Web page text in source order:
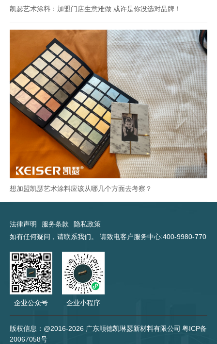
凯瑟艺术涂料：加盟门店生意难做 或许是你没选对品牌！
想加盟凯瑟艺术涂料应该从哪几个方面去考察？
法律声明 服务条款
隐私政策
如有任何疑问，请联系我们。 请致电客户服务中心:400-9980-770
企业公众号 企业小程序
版权信息：@2016-2026 广东顺德凯琳瑟新材料有限公司 粤ICP备
20067058号